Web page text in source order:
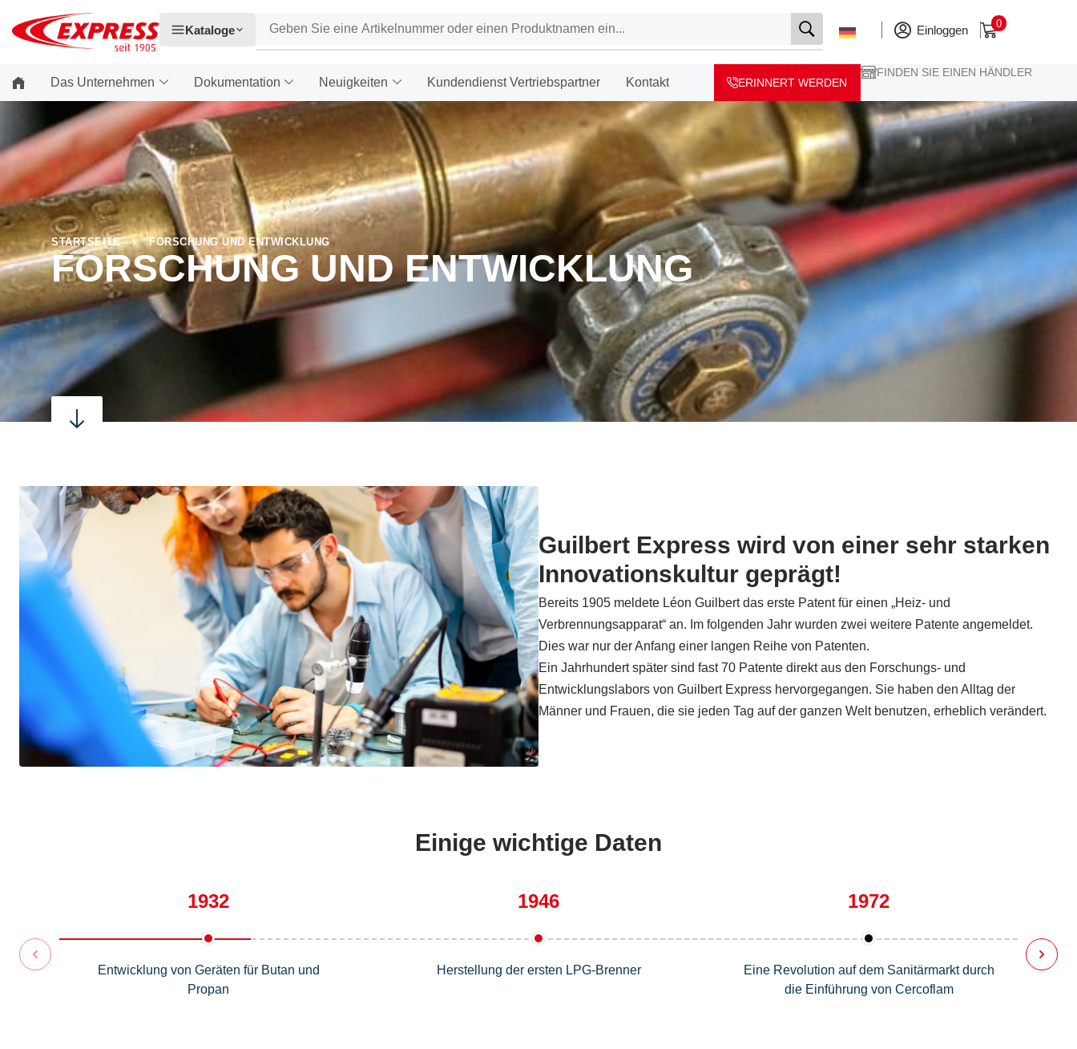
Kataloge Einloggen 0
Das Unternehmen Dokumentation Neuigkeiten Kundendienst Vertriebspartner Kontakt ERINNERT WERDEN
FINDEN SIE EINEN HÄNDLER
STARTSEITE FORSCHUNG UND ENTWICKLUNG
FORSCHUNG UND ENTWICKLUNG
Guilbert Express wird von einer sehr starken
Innovationskultur geprägt!
Bereits 1905 meldete Léon Guilbert das erste Patent für einen „Heiz- und
Verbrennungsapparat“ an. Im folgenden Jahr wurden zwei weitere Patente angemeldet.
Dies war nur der Anfang einer langen Reihe von Patenten.
Ein Jahrhundert später sind fast 70 Patente direkt aus den Forschungs- und
Entwicklungslabors von Guilbert Express hervorgegangen. Sie haben den Alltag der
Männer und Frauen, die sie jeden Tag auf der ganzen Welt benutzen, erheblich verändert.
Einige wichtige Daten
1932
Entwicklung von Geräten für Butan und
Propan
1946
Herstellung der ersten LPG-Brenner
1972
Eine Revolution auf dem Sanitärmarkt durch
die Einführung von Cercoflam